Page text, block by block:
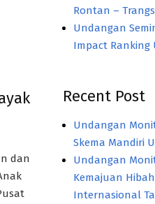
dan
Rontan –
Undangan
Impact Ranking
Recent Post
Undangan
Skema Mandiri
Undangan
Kemajuan
Internasional